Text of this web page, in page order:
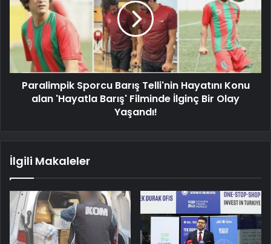
Paralimpik Sporcu Barış Telli'nin Hayatını Konu
alan 'Hayatla Barış' Filminde İlginç Bir Olay
Yaşandı!
İlgili Makaleler